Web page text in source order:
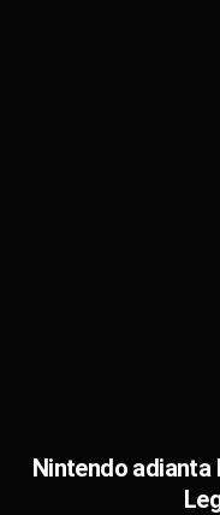
Nintendo adianta